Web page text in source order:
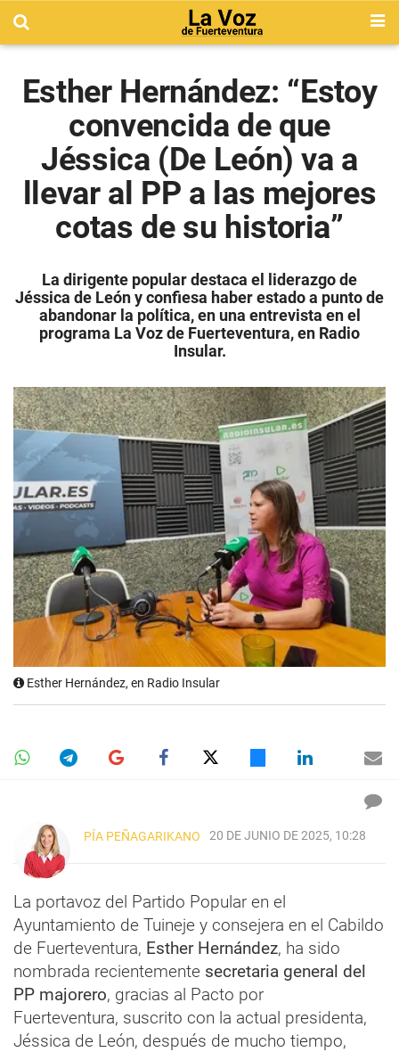
Esther Hernández: “Estoy
convencida de que
Jéssica (De León) va a
llevar al PP a las mejores
cotas de su historia”
La dirigente popular destaca el liderazgo de
Jéssica de León y confiesa haber estado a punto de
abandonar la política, en una entrevista en el
programa La Voz de Fuerteventura, en Radio
Insular.
Esther Hernández, en Radio Insular
PÍA PEÑAGARIKANO 20 DE JUNIO DE 2025, 10:28
La portavoz del Partido Popular en el
Ayuntamiento de Tuineje y consejera en el Cabildo
de Fuerteventura, Esther Hernández, ha sido
nombrada recientemente secretaria general del
PP majorero, gracias al Pacto por
Fuerteventura, suscrito con la actual presidenta,
Jéssica de León, después de mucho tiempo,